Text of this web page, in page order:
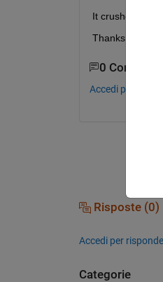
It crushes
Thanks
0 Commenti
Accedi per
Risposte (0)
Accedi per
Categorie